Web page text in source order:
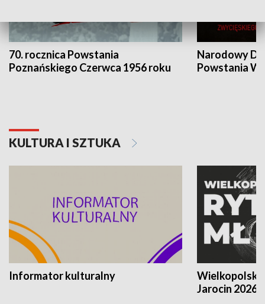
70. rocznica Powstania
Poznańskiego Czerwca 1956 roku
Narodowy
Powstania
KULTURA I SZTUKA
Informator kulturalny
Jarocin 2026